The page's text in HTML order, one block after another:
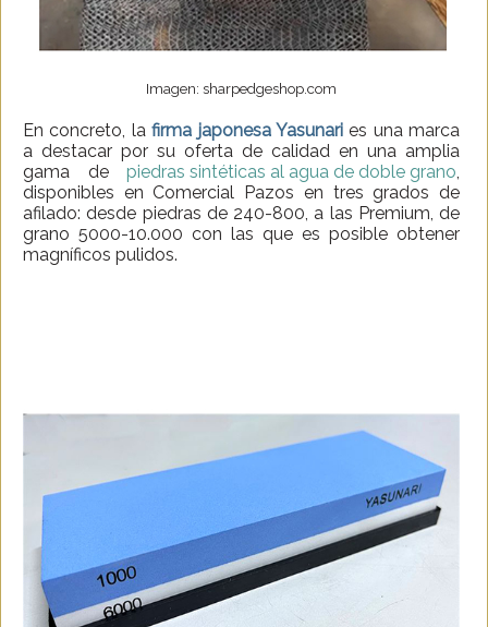
Imagen: sharpedgeshop.com
En concreto, lafirma japonesa Yasunaries una marca
a destacar por su oferta de calidad en una amplia
gama de piedras sintéticas al agua de doble grano,
disponibles en Comercial Pazos en tres grados de
afilado: desde piedras de 240-800, a las Premium, de
grano 5000-10.000 con las que es posible obtener
magníficos pulidos.